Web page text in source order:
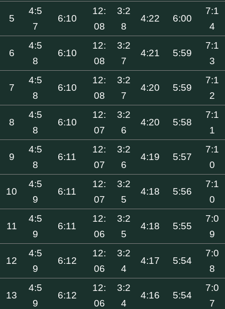
5
4:5
7
6:10
12:
08
3:2
8
4:22 6:00
7:1
4
6
4:5
8
6:10
12:
08
3:2
7
4:21 5:59
7:1
3
7
4:5
8
6:10
12:
08
3:2
7
4:20 5:59
7:1
2
8
4:5
8
6:10
12:
07
3:2
6
4:20 5:58
7:1
1
9
4:5
8
6:11
12:
07
3:2
6
4:19 5:57
7:1
0
10
4:5
9
6:11
12:
07
3:2
5
4:18 5:56
7:1
0
11
4:5
9
6:11
12:
06
3:2
5
4:18 5:55
7:0
9
12
4:5
9
6:12
12:
06
3:2
4
4:17 5:54
7:0
8
13
4:5
9
6:12
12:
06
3:2
4
4:16 5:54
7:0
7